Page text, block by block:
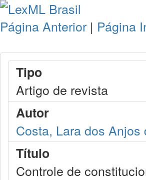
Página Anterior | Página
Tipo
Artigo de revista
Autor
Costa, Lara dos Anjos
Título
Controle de